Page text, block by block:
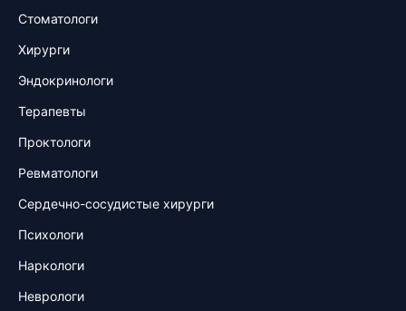
Стоматологи
Хирурги
Эндокринологи
Терапевты
Проктологи
Ревматологи
Сердечно-сосудистые хирурги
Психологи
Наркологи
Неврологи